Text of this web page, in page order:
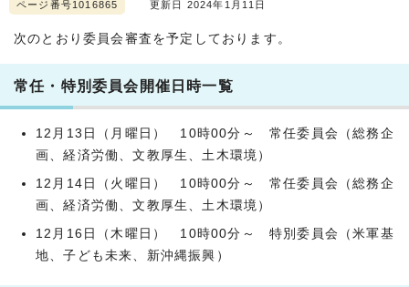
ページ番号1016865 更新日 2024年1月11日
次のとおり委員会審査を予定しております。
常任・特別委員会開催日時一覧
12月13日（月曜日） 10時00分～ 常任委員会（総務企
画、経済労働、文教厚生、土木環境）
12月14日（火曜日） 10時00分～ 常任委員会（総務企
画、経済労働、文教厚生、土木環境）
12月16日（木曜日） 10時00分～ 特別委員会（米軍基
地、子ども未来、新沖縄振興）